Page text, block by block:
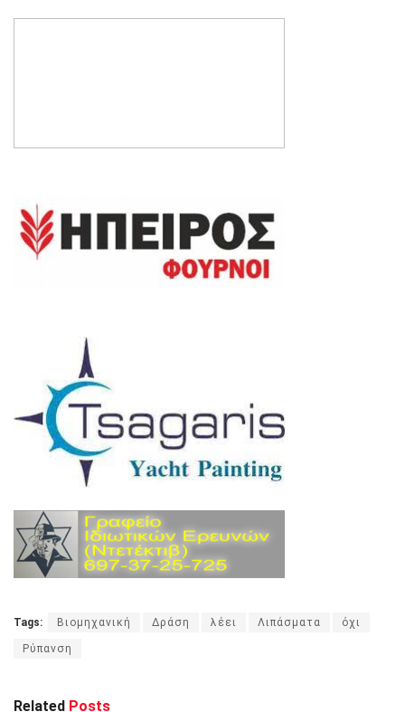
Tags: Βιομηχανική Δράση λέει Λιπάσματα όχι
Ρύπανση
Related Posts